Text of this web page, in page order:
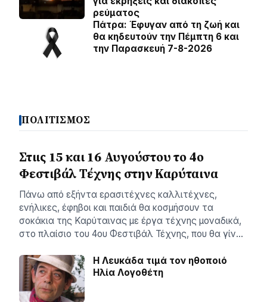
ρεύματος
Πάτρα: Έφυγαν από τη ζωή και
θα κηδευτούν την Πέμπτη 6 και
την Παρασκευή 7-8-2026
ΠΟΛΙΤΙΣΜΟΣ
Στιις 15 και 16 Αυγούστου το 4ο
Φεστιβάλ Τέχνης στην Καρύταινα
Πάνω από εξήντα ερασιτέχνες καλλιτέχνες,
ενήλικες, έφηβοι και παιδιά θα κοσμήσουν τα
σοκάκια της Καρύταινας με έργα τέχνης μοναδικά,
στο πλαίσιο του 4ου Φεστιβάλ Τέχνης, που θα γίν…
Η Λευκάδα τιμά τον ηθοποιό
Ηλία Λογοθέτη